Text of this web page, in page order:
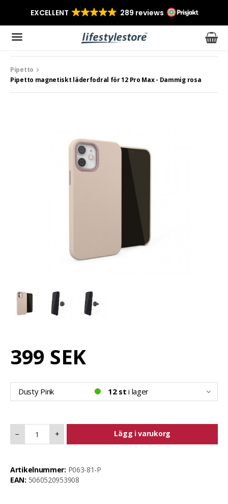
Pipetto
Pipetto magnetiskt läderfodral för 12 Pro Max - Dammig rosa
399 SEK
Dusty Pink 12 st i lager
− + Lägg i varukorg
Artikelnummer: P063-81-P
EAN: 5060520953908